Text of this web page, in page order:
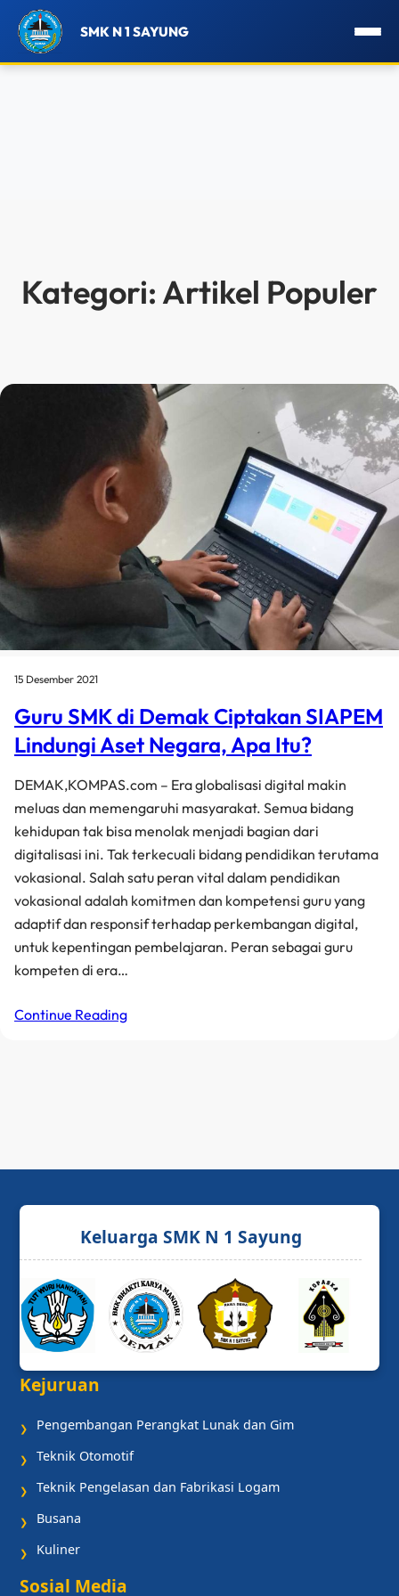
SMK N 1 SAYUNG
Kategori: Artikel Populer
15 Desember 2021
Guru SMK di Demak Ciptakan SIAPEM
Lindungi Aset Negara, Apa Itu?
DEMAK,KOMPAS.com – Era globalisasi digital makin
meluas dan memengaruhi masyarakat. Semua bidang
kehidupan tak bisa menolak menjadi bagian dari
digitalisasi ini. Tak terkecuali bidang pendidikan terutama
vokasional. Salah satu peran vital dalam pendidikan
vokasional adalah komitmen dan kompetensi guru yang
adaptif dan responsif terhadap perkembangan digital,
untuk kepentingan pembelajaran. Peran sebagai guru
kompeten di era…
Continue Reading
Keluarga SMK N 1 Sayung
Kejuruan
❯ Pengembangan Perangkat Lunak dan Gim
❯ Teknik Otomotif
❯ Teknik Pengelasan dan Fabrikasi Logam
❯ Busana
❯ Kuliner
Sosial Media